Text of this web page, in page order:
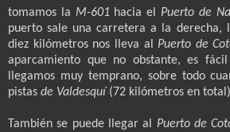
tomamos la M-601hacia el Puerto de
puerto sale una carretera a la derecha,
diez kilómetros nos lleva al Puerto de
aparcamiento que no obstante, es
llegamos muy temprano, sobre todo
pistas de Valdesquí(72 kilómetros en
También se puede llegar al Puerto de